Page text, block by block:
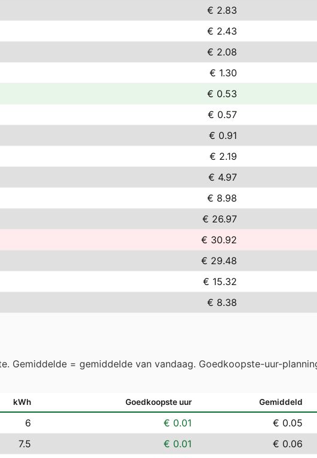
€ 2.83
€ 2.43
€ 2.08
€ 1.30
€ 0.53
€ 0.57
€ 0.91
€ 2.19
€ 4.97
€ 8.98
€ 26.97
€ 30.92
€ 29.48
€ 15.32
€ 8.38
Gemiddelde = gemiddelde van vandaag. Goedkoopste-uur-
kWh Goedkoopste uur Gemiddeld
6 € 0.01 € 0.05
7.5 € 0.01 € 0.06